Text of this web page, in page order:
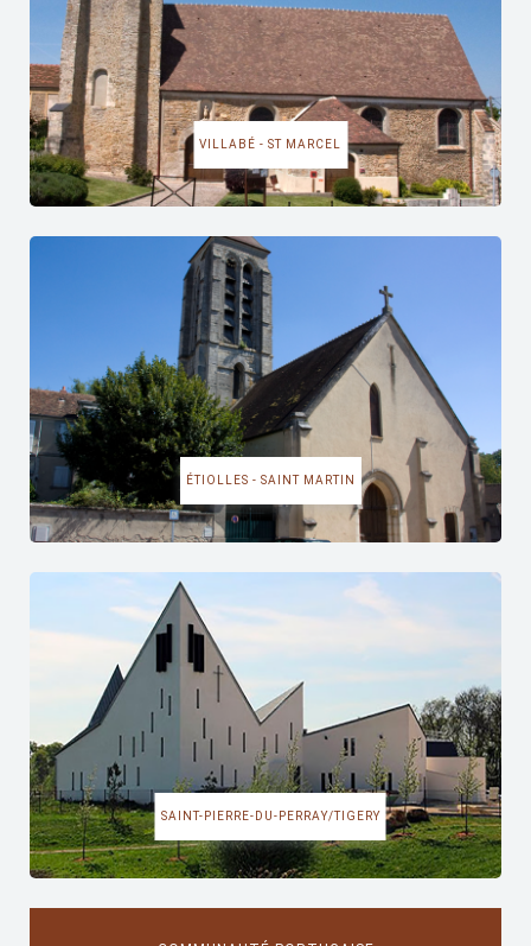
VILLABÉ - ST MARCEL
ÉTIOLLES - SAINT MARTIN
SAINT-PIERRE-DU-PERRAY/TIGERY